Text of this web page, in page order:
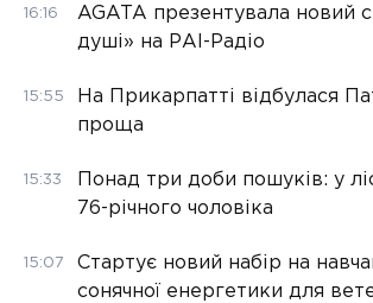
16:16
AGATA презентувала новий
душі» на РАІ-Радіо
15:55
На Прикарпатті відбулася
проща
15:33
Понад три доби пошуків: у
76-річного чоловіка
15:07
Стартує новий набір на
сонячної енергетики для